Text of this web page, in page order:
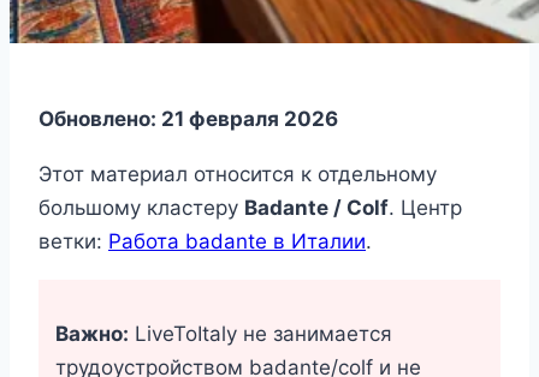
Обновлено: 21 февраля 2026
Этот материал относится к отдельному
большому кластеру Badante / Colf. Центр
ветки: Работа badante в Италии.
Важно: LiveToItaly не занимается
трудоустройством badante/colf и не